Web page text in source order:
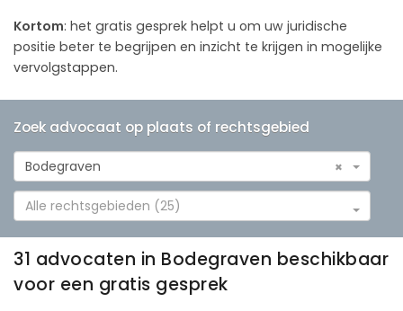
Kortom: het gratis gesprek helpt u om uw juridische
positie beter te begrijpen en inzicht te krijgen in mogelijke
vervolgstappen.
Zoek advocaat op plaats of rechtsgebied
×
Bodegraven
Alle rechtsgebieden (25)
31 advocaten in Bodegraven beschikbaar
voor een gratis gesprek